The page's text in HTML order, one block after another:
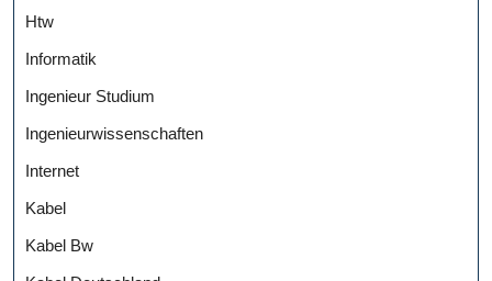
Htw
Informatik
Ingenieur Studium
Ingenieurwissenschaften
Internet
Kabel
Kabel Bw